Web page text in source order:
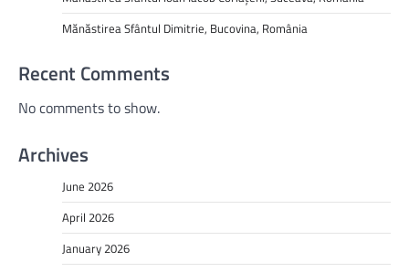
Mănăstirea Sfântul Dimitrie, Bucovina, România
Recent Comments
No comments to show.
Archives
June 2026
April 2026
January 2026